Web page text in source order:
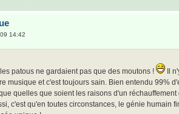
14:42
patous ne gardaient pas que des moutons !
Il
musique et c'est toujours sain. Bien entendu 99%
quelles que soient les raisons d'un
c'est qu'en toutes circonstances, le génie humain